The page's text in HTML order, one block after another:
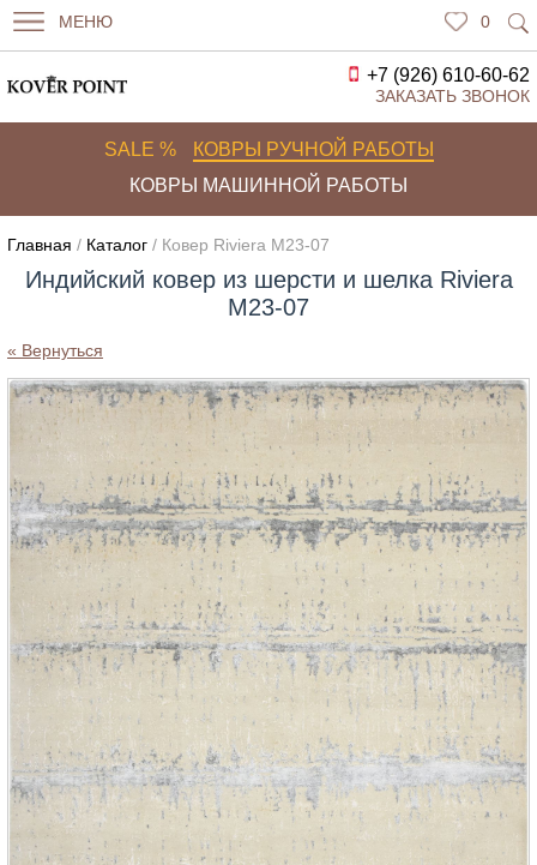
МЕНЮ 0
+7 (926) 610-60-62
ЗАКАЗАТЬ ЗВОНОК
SALE %
КОВРЫ РУЧНОЙ РАБОТЫ
КОВРЫ МАШИННОЙ РАБОТЫ
Главная / Каталог/ Ковер Riviera M23-07
Индийский ковер из шерсти и шелка Riviera
M23-07
« Вернуться